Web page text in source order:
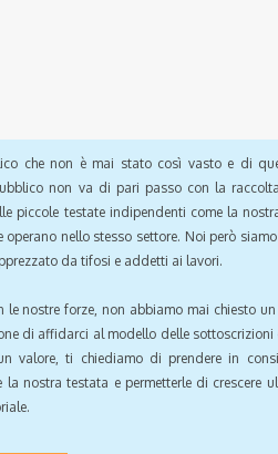
che non è mai stato così vasto e di
non va di pari passo con la
piccole testate indipendenti come la
nello stesso settore. Noi però
da tifosi e addetti ai lavori.
nostre forze, non abbiamo mai chiesto
di affidarci al modello delle sottoscrizioni
valore, ti chiediamo di prendere in
nostra testata e permetterle di crescere